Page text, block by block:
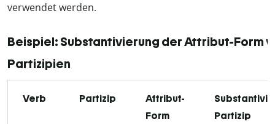
verwendet werden.
Beispiel: Substantivierung der Attribut-Form
Partizipien
Verb Partizip
Attribut-
Form
Partizip